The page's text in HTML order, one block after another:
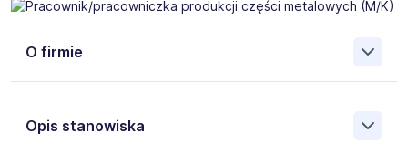
O firmie
doświadczeniem z oddziałami w Kielcach, Opolu, Lublinie,
Opis stanowiska